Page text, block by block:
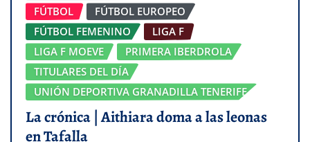
FÚTBOL
FÚTBOL EUROPEO
FÚTBOL FEMENINO
LIGA F
LIGA F MOEVE
PRIMERA IBERDROLA
TITULARES DEL DÍA
UNIÓN DEPORTIVA GRANADILLA TENERIFE
La crónica | Aithiara doma a las leonas
en Tafalla